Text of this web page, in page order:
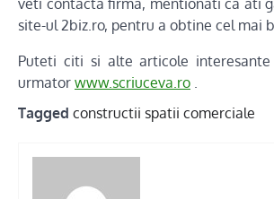
veti contacta firma, mentionati ca ati
site-ul 2biz.ro, pentru a obtine cel mai
Puteti citi si alte articole interesante
urmator www.scriuceva.ro .
Tagged constructii spatii comerciale